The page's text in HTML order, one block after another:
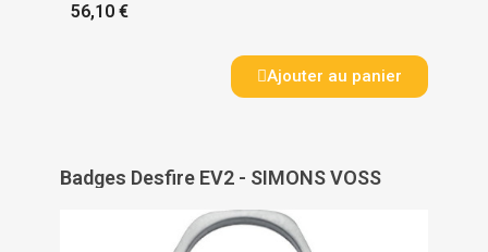
56,10 €
Ajouter au panier
Badges Desfire EV2 - SIMONS VOSS